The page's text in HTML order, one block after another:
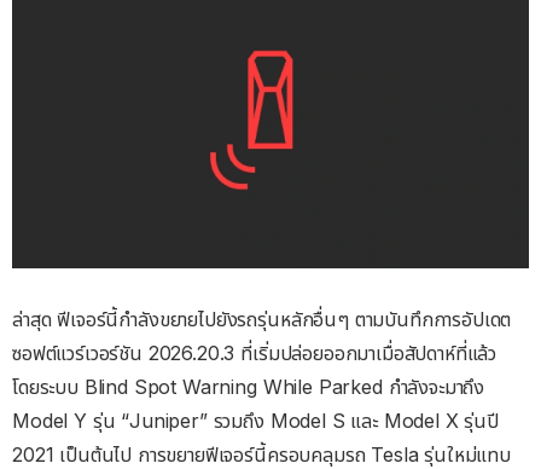
ล่าสุด ฟีเจอร์นี้กำลังขยายไปยังรถรุ่นหลักอื่นๆ ตามบันทึกการอัปเดต
ซอฟต์แวร์เวอร์ชัน 2026.20.3 ที่เริ่มปล่อยออกมาเมื่อสัปดาห์ที่แล้ว
โดยระบบ Blind Spot Warning While Parked กำลังจะมาถึง
Model Y รุ่น “Juniper” รวมถึง Model S และ Model X รุ่นปี
2021 เป็นต้นไป การขยายฟีเจอร์นี้ครอบคลุมรถ Tesla รุ่นใหม่แทบ